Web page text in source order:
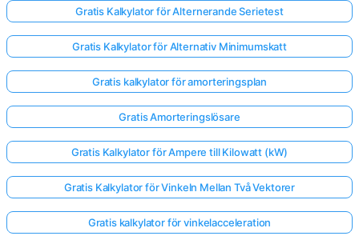
Gratis Kalkylator för Alternerande Serietest
Gratis Kalkylator för Alternativ Minimumskatt
Gratis kalkylator för amorteringsplan
Gratis Amorteringslösare
Gratis Kalkylator för Ampere till Kilowatt (kW)
Gratis Kalkylator för Vinkeln Mellan Två Vektorer
Gratis kalkylator för vinkelacceleration